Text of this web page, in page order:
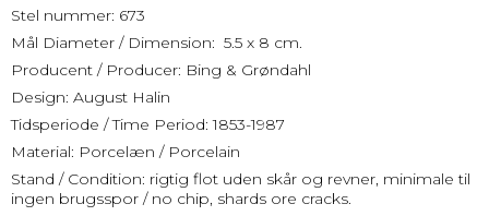
Stel nummer: 673
Mål Diameter / Dimension: 5.5 x 8 cm.
Producent / Producer: Bing & Grøndahl
Design: August Halin
Tidsperiode / Time Period: 1853-1987
Material: Porcelæn / Porcelain
Stand / Condition: rigtig flot uden skår og revner, minimale til
ingen brugsspor / no chip, shards ore cracks.